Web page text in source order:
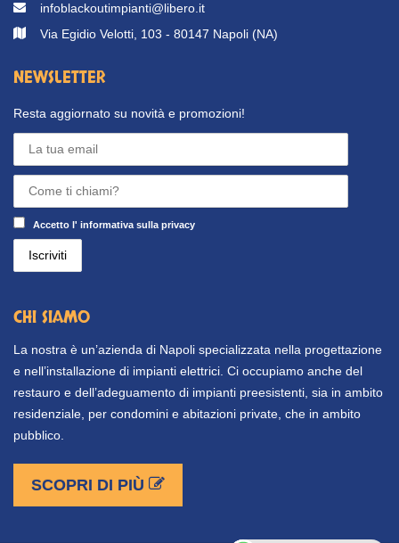
infoblackoutimpianti@libero.it
Via Egidio Velotti, 103 - 80147 Napoli (NA)
NEWSLETTER
Resta aggiornato su novità e promozioni!
Accetto l' informativa sulla privacy
CHI SIAMO
La nostra è un’azienda di Napoli specializzata nella progettazione
e nell’installazione di impianti elettrici. Ci occupiamo anche del
restauro e dell’adeguamento di impianti preesistenti, sia in ambito
residenziale, per condomini e abitazioni private, che in ambito
pubblico.
SCOPRI DI PIÙ